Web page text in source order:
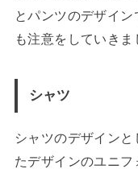
とパンツのデザイ
も注意をしていきま
シャツ
シャツのデザインと
たデザインのユニフ